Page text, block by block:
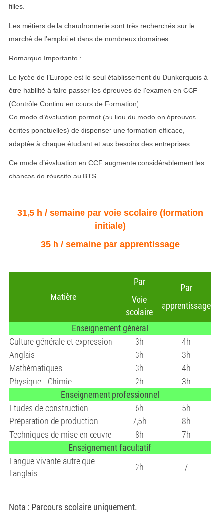
filles.
Les métiers de la chaudronnerie sont très recherchés sur le
marché de l’emploi et dans de nombreux domaines :
Remarque Importante :
Le lycée de l’Europe est le seul établissement du Dunkerquois à
être habilité à faire passer les épreuves de l’examen en CCF
(Contrôle Continu en cours de Formation).
Ce mode d’évaluation permet (au lieu du mode en épreuves
écrites ponctuelles) de dispenser une formation efficace,
adaptée à chaque étudiant et aux besoins des entreprises.
Ce mode d’évaluation en CCF augmente considérablement les
chances de réussite au BTS.
31,5 h / semaine par voie scolaire (formation
initiale)
35 h / semaine par apprentissage
Matière
Par
Voie
scolaire
Par
apprentissage
Enseignement général
Culture générale et expression
3h
4h
Anglais
3h
3h
Mathématiques
3h
4h
Physique - Chimie
2h
3h
Enseignement professionnel
Etudes de construction
6h
5h
Préparation de production
7,5h
8h
Techniques de mise en œuvre
8h
7h
Enseignement facultatif
Langue vivante autre que
l'anglais
2h /
Nota : Parcours scolaire uniquement.